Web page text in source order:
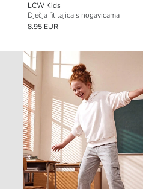
LCW Kids
Dječja fit tajica s nogavicama
8.95 EUR